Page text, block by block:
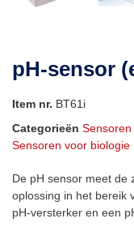
pH-sensor
Item nr. BT61i
Categorieën
Sensoren voor biologie
De pH sensor meet de
oplossing in het bereik
pH-versterker en een